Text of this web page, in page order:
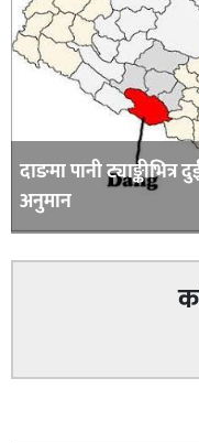
दाङमा पानी
अनुमान